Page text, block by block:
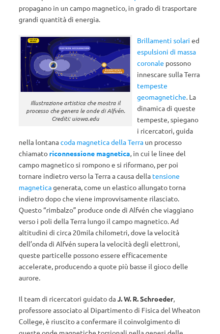
propagano in un campo magnetico, in grado di trasportare
grandi quantità di energia.
Illustrazione artistica che mostra il
processo che genera le onde di Alfvén.
Crediti: uiowa.edu
Brillamenti solari ed
espulsioni di massa
coronale possono
innescare sulla Terra
tempeste
geomagnetiche. La
dinamica di queste
tempeste, spiegano
i ricercatori, guida
nella lontanacoda magnetica della Terra un processo
chiamato riconnessione magnetica, in cui le linee del
campo magnetico si rompono e si riformano, per poi
tornare indietro verso la Terra a causa della tensione
magneticagenerata, come un elastico allungato torna
indietro dopo che viene improvvisamente rilasciato.
Questo “rimbalzo” produce onde di Alfvén che viaggiano
verso i poli della Terra lungo il campo magnetico.Ad
altitudini di circa 20mila chilometri, dove la velocità
dell’onda di Alfvén supera la velocità degli elettroni,
queste particelle possono essere efficacemente
accelerate, producendo a quote più basse il gioco delle
aurore.
Il team di ricercatori guidato daJ. W. R. Schroeder,
professore associato al Dipartimento di Fisica del Wheaton
College, è riuscito a confermare il coinvolgimento di